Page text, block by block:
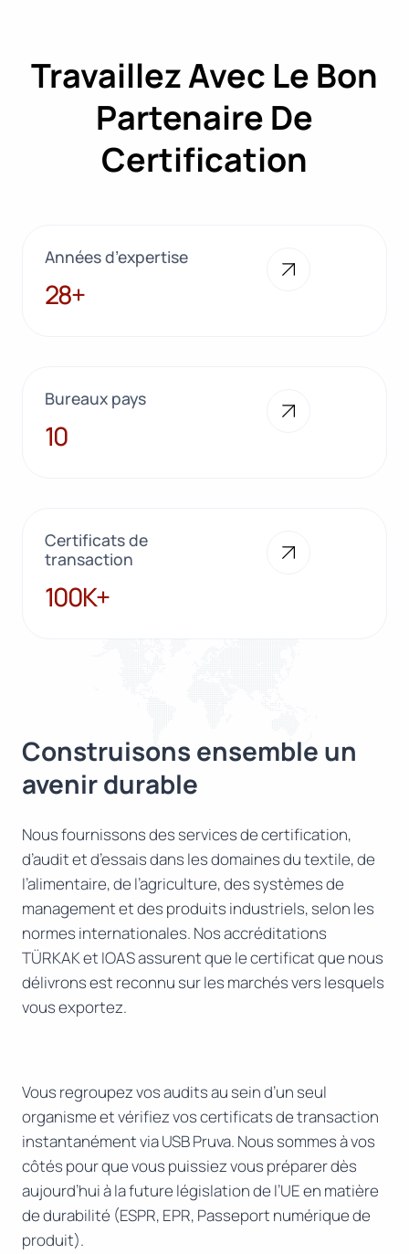
EN
ŒUVRE
DU
PPWR
PLUS
Travaillez Avec Le Bon
Partenaire De
Certification
Années d’expertise
28+
28+
Bureaux pays
10
10
Certificats de
transaction
100K+
100K+
Construisons ensemble un
avenir durable
Nous fournissons des services de certification,
d’audit et d’essais dans les domaines du textile, de
l’alimentaire, de l’agriculture, des systèmes de
management et des produits industriels, selon les
normes internationales. Nos accréditations
TÜRKAK et IOAS assurent que le certificat que nous
délivrons est reconnu sur les marchés vers lesquels
vous exportez.
Vous regroupez vos audits au sein d’un seul
organisme et vérifiez vos certificats de transaction
instantanément via USB Pruva. Nous sommes à vos
côtés pour que vous puissiez vous préparer dès
aujourd’hui à la future législation de l’UE en matière
de durabilité (ESPR, EPR, Passeport numérique de
produit).